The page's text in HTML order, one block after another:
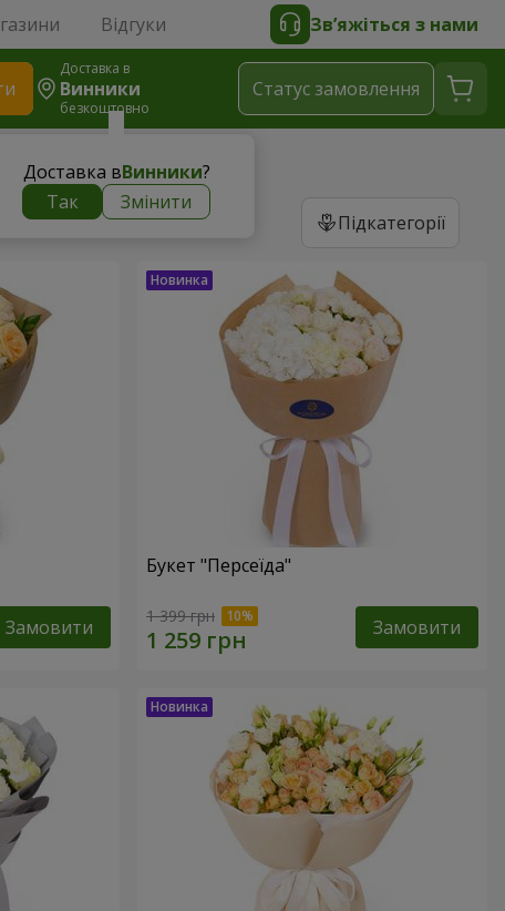
Відгуки Зв’яжіться з нами
Доставка в
Винники
безкоштовно
Доставка вВинники?
Так
Змінити
Статус замовлення
Підкатегорії
Замовити
Букет "Персеїда"
1 399 грн Замовити